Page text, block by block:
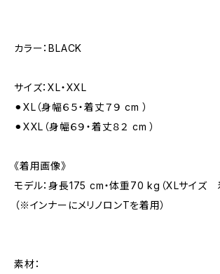
カラー：BLACK
サイズ：XL・XXL
⚫︎XL（身幅６５・着丈７９ cm ）
⚫︎XXL（身幅６９・着丈８２ cm ）
《着用画像》
モデル：身長175 cm・体重70 kg（XLサイズ
（※インナーにメリノロンTを着用）
素材：